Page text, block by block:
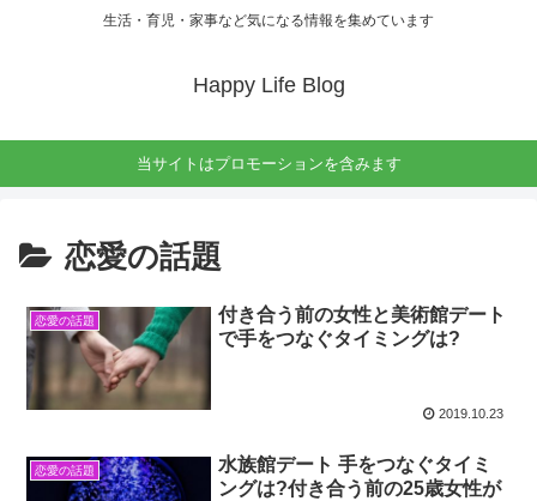
生活・育児・家事など気になる情報を集めています
Happy Life Blog
当サイトはプロモーションを含みます
恋愛の話題
恋愛の話題
付き合う前の女性と美術館デート
で手をつなぐタイミングは?
2019.10.23
恋愛の話題
水族館デート 手をつなぐタイミ
ングは?付き合う前の25歳女性が